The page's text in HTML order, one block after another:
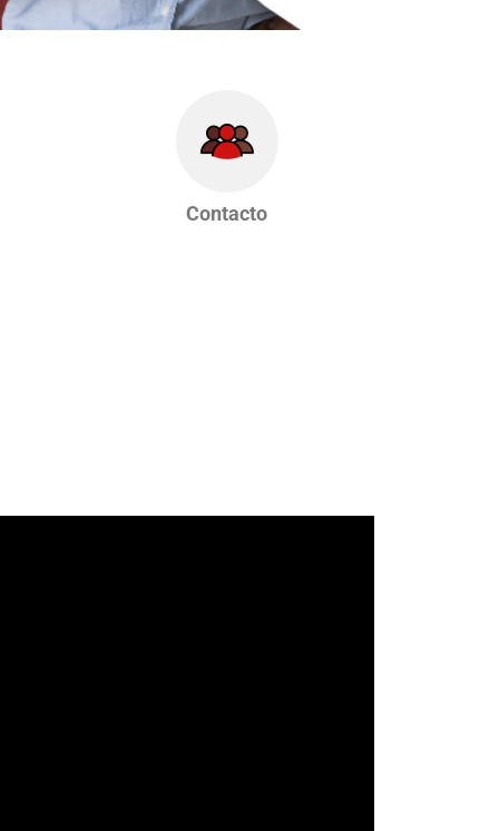
Contacto